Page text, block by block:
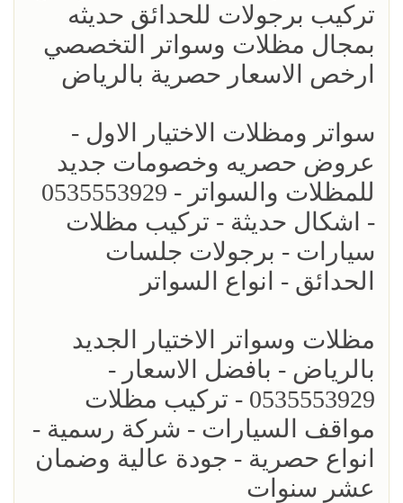
تركيب برجولات للحدائق حديثه
بمجال مظلات وسواتر التخصصي
ارخص الاسعار حصرية بالرياض
سواتر ومظلات الاختيار الاول -
عروض حصريه وخصومات جديد
للمظلات والسواتر - 0535553929
- اشكال حديثة - تركيب مظلات
سيارات - برجولات جلسات
الحدائق - انواع السواتر
مظلات وسواتر الاختيار الجديد
بالرياض - بافضل الاسعار -
0535553929 - تركيب مظلات
مواقف السيارات - شركة رسمية -
انواع حصرية - جودة عالية وضمان
عشر سنوات